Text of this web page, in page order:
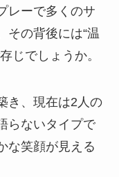
レーで多くのサ
その背後には“温
じでしょうか。
き、現在は2人の
らないタイプで
な笑顔が見える